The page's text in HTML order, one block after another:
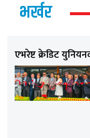
भर्खर
एभरेष्ट क्रेडिट